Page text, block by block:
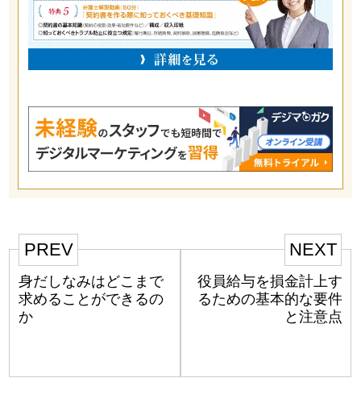
PREV
身だしなみはどこまで
求めることができるの
か
NEXT
役員給与を損金計上す
るための基本的な要件
と注意点